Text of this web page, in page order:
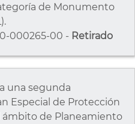
de Monumento
000265-00 - Retirado
una segunda
Especial de Protección
ámbito de Planeamiento